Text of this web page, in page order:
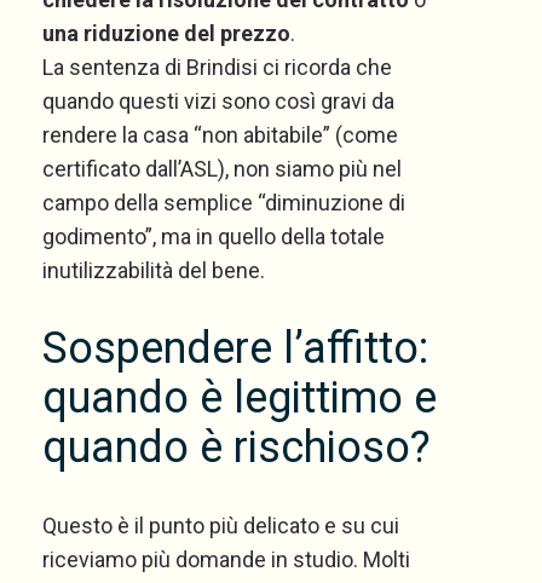
una riduzione del prezzo.
La sentenza di Brindisi ci ricorda che
quando questi vizi sono così gravi da
rendere la casa “non abitabile” (come
certificato dall’ASL), non siamo più nel
campo della semplice “diminuzione di
godimento”, ma in quello della totale
inutilizzabilità del bene.
Sospendere l’affitto:
quando è legittimo e
quando è rischioso?
Questo è il punto più delicato e su cui
riceviamo più domande in studio. Molti